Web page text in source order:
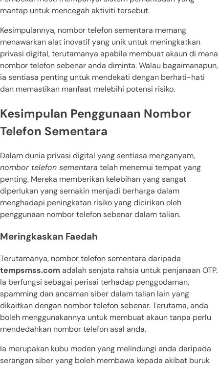
mantap untuk mencegah aktiviti tersebut.
Kesimpulannya, nombor telefon sementara memang
menawarkan alat inovatif yang unik untuk meningkatkan
privasi digital, terutamanya apabila membuat akaun di mana
nombor telefon sebenar anda diminta. Walau bagaimanapun,
ia sentiasa penting untuk mendekati dengan berhati-hati
dan memastikan manfaat melebihi potensi risiko.
Kesimpulan Penggunaan Nombor
Telefon Sementara
Dalam dunia privasi digital yang sentiasa menganyam,
nombor telefon sementara telah menemui tempat yang
penting. Mereka memberikan kelebihan yang sangat
diperlukan yang semakin menjadi berharga dalam
menghadapi peningkatan risiko yang dicirikan oleh
penggunaan nombor telefon sebenar dalam talian.
Meringkaskan Faedah
Terutamanya, nombor telefon sementara daripada
tempsmss.com adalah senjata rahsia untuk penjanaan OTP.
Ia berfungsi sebagai perisai terhadap penggodaman,
spamming dan ancaman siber dalam talian lain yang
dikaitkan dengan nombor telefon sebenar. Terutama, anda
boleh menggunakannya untuk membuat akaun tanpa perlu
mendedahkan nombor telefon asal anda.
Ia merupakan kubu moden yang melindungi anda daripada
serangan siber yang boleh membawa kepada akibat buruk